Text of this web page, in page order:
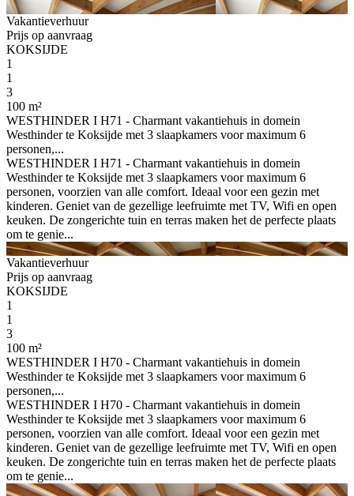
Vakantieverhuur
Prijs op aanvraag
KOKSIJDE
1
1
3
100 m²
WESTHINDER I H71 - Charmant vakantiehuis in domein
Westhinder te Koksijde met 3 slaapkamers voor maximum 6
personen,...
WESTHINDER I H71 - Charmant vakantiehuis in domein
Westhinder te Koksijde met 3 slaapkamers voor maximum 6
personen, voorzien van alle comfort. Ideaal voor een gezin met
kinderen. Geniet van de gezellige leefruimte met TV, Wifi en open
keuken. De zongerichte tuin en terras maken het de perfecte plaats
om te genie...
Vakantieverhuur
Prijs op aanvraag
KOKSIJDE
1
1
3
100 m²
WESTHINDER I H70 - Charmant vakantiehuis in domein
Westhinder te Koksijde met 3 slaapkamers voor maximum 6
personen,...
WESTHINDER I H70 - Charmant vakantiehuis in domein
Westhinder te Koksijde met 3 slaapkamers voor maximum 6
personen, voorzien van alle comfort. Ideaal voor een gezin met
kinderen. Geniet van de gezellige leefruimte met TV, Wifi en open
keuken. De zongerichte tuin en terras maken het de perfecte plaats
om te genie...